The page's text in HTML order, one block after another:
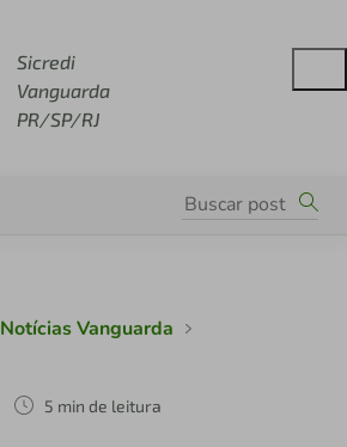
Sicredi
Vanguarda
PR/SP/RJ
Notícias Vanguarda
5 min de leitura